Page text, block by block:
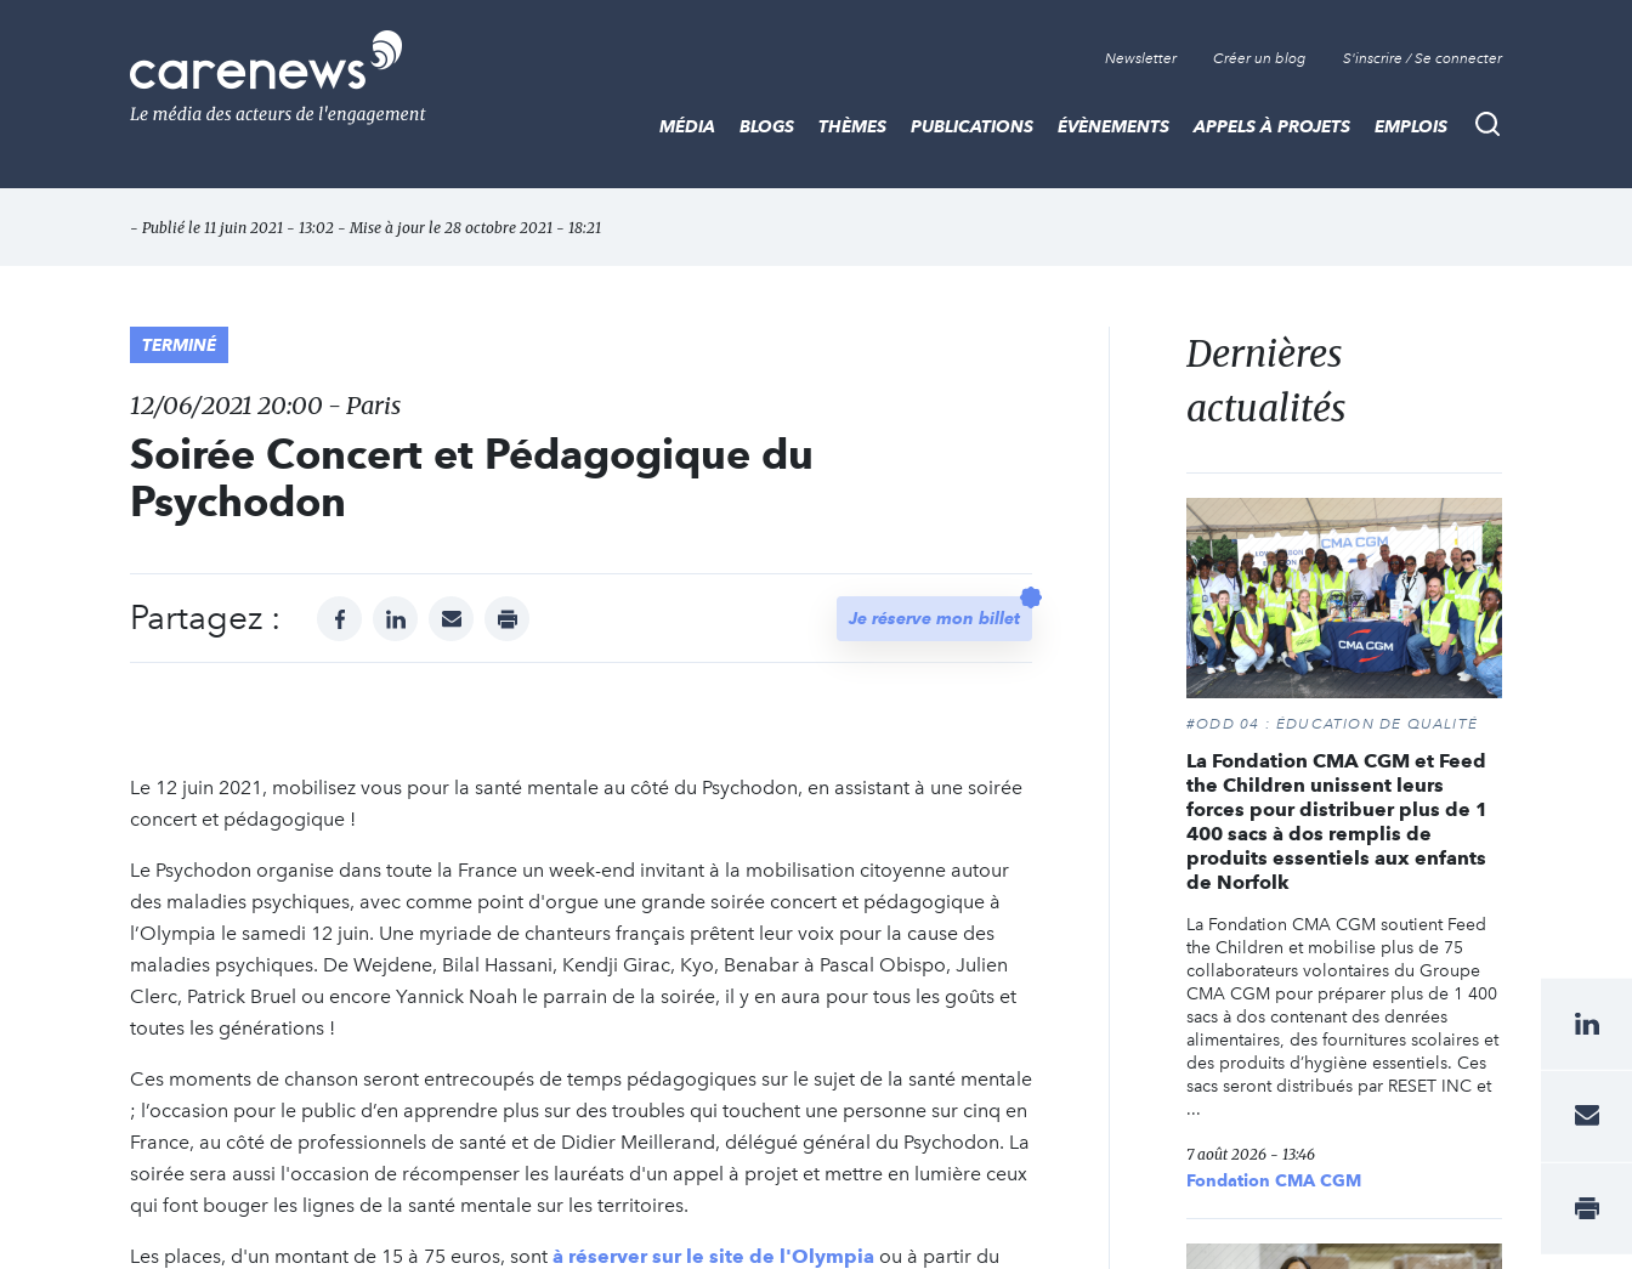
Le
média
de
l'engagement
Newsletter Créer un blog S'inscrire / Se connecter
Recherche
MÉDIA BLOGS THÈMES PUBLICATIONS ÉVÈNEMENTS APPELS À PROJETS EMPLOIS
- Publié le 11 juin 2021 - 13:02 - Mise à jour le 28 octobre 2021 - 18:21
TERMINÉ
12/06/2021 20:00 - Paris
Soirée Concert et Pédagogique du
Psychodon
Partagez : facebooklinkedinmail print Je réserve mon billet
Le 12 juin 2021, mobilisez vous pour la santé mentale au côté du Psychodon, en assistant à une soirée
concert et pédagogique !
Le Psychodon organise dans toute la France un week-end invitant à la mobilisation citoyenne autour
des maladies psychiques, avec comme point d'orgue une grande soirée concert et pédagogique à
l’Olympia le samedi 12 juin. Une myriade de chanteurs français prêtent leur voix pour la cause des
maladies psychiques. De Wejdene, Bilal Hassani, Kendji Girac, Kyo, Benabar à Pascal Obispo, Julien
Clerc, Patrick Bruel ou encore Yannick Noah le parrain de la soirée, il y en aura pour tous les goûts et
toutes les générations !
Ces moments de chanson seront entrecoupés de temps pédagogiques sur le sujet de la santé mentale
; l’occasion pour le public d’en apprendre plus sur des troubles qui touchent une personne sur cinq en
France, au côté de professionnels de santé et de Didier Meillerand, délégué général du Psychodon. La
soirée sera aussi l'occasion de récompenser les lauréats d'un appel à projet et mettre en lumière ceux
qui font bouger les lignes de la santé mentale sur les territoires.
Les places, d'un montant de 15 à 75 euros, sont à réserver sur le site de l'Olympia ou à partir du
Dernières
actualités
#ODD 04 : ÉDUCATION DE QUALITÉ
La Fondation CMA CGM et Feed
the Children unissent leurs
forces pour distribuer plus de 1
400 sacs à dos remplis de
produits essentiels aux enfants
de Norfolk
La Fondation CMA CGM soutient Feed
the Children et mobilise plus de 75
collaborateurs volontaires du Groupe
CMA CGM pour préparer plus de 1 400
sacs à dos contenant des denrées
alimentaires, des fournitures scolaires et
des produits d’hygiène essentiels. Ces
sacs seront distribués par RESET INC et
...
7 août 2026 - 13:46
Fondation CMA CGM